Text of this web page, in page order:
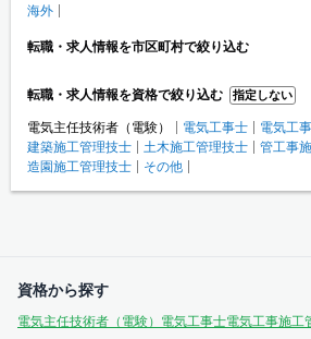
海外
転職・求人情報を市区町村で絞り込む
転職・求人情報を資格で絞り込む 指定しない
電気主任技術者（電験） 電気工事士 電気工
建築施工管理技士
土木施工管理技士
管工事
造園施工管理技士
その他
資格から探す
電気主任技術者（電験） 電気工事士電気工事施工